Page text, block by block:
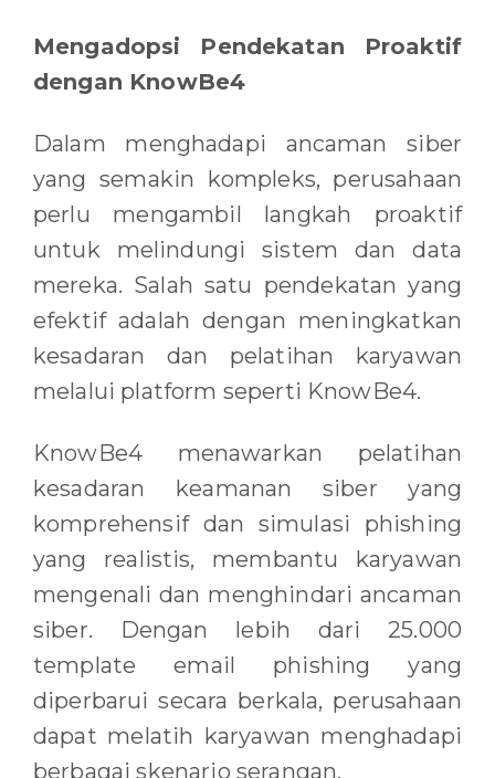
Mengadopsi Pendekatan Proaktif
dengan KnowBe4
Dalam menghadapi ancaman siber
yang semakin kompleks, perusahaan
perlu mengambil langkah proaktif
untuk melindungi sistem dan data
mereka. Salah satu pendekatan yang
efektif adalah dengan meningkatkan
kesadaran dan pelatihan karyawan
melalui platform seperti KnowBe4.
KnowBe4 menawarkan pelatihan
kesadaran keamanan siber yang
komprehensif dan simulasi phishing
yang realistis, membantu karyawan
mengenali dan menghindari ancaman
siber. Dengan lebih dari 25.000
template email phishing yang
diperbarui secara berkala, perusahaan
dapat melatih karyawan menghadapi
berbagai skenario serangan.